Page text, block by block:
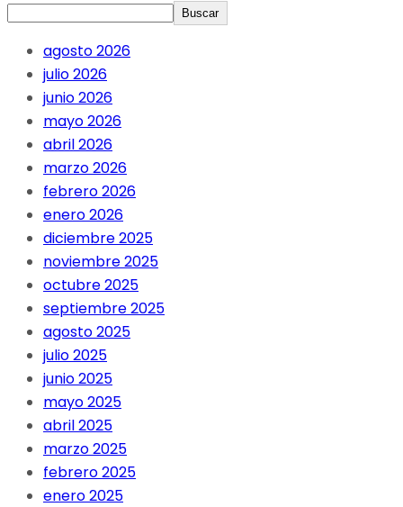
Buscar
agosto 2026
julio 2026
junio 2026
mayo 2026
abril 2026
marzo 2026
febrero 2026
enero 2026
diciembre 2025
noviembre 2025
octubre 2025
septiembre 2025
agosto 2025
julio 2025
junio 2025
mayo 2025
abril 2025
marzo 2025
febrero 2025
enero 2025